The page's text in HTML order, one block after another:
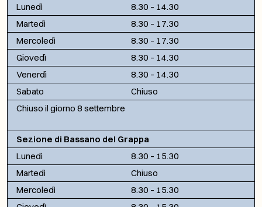
Lunedì
8.30 – 14.30
Martedì
8.30 – 17.30
Mercoledì
8.30 – 17.30
Giovedì
8.30 – 14.30
Venerdì
8.30 – 14.30
Sabato
Chiuso
Chiuso il giorno 8 settembre
Sezione di Bassano del Grappa
Lunedì
8.30 – 15.30
Martedì
Chiuso
Mercoledì
8.30 – 15.30